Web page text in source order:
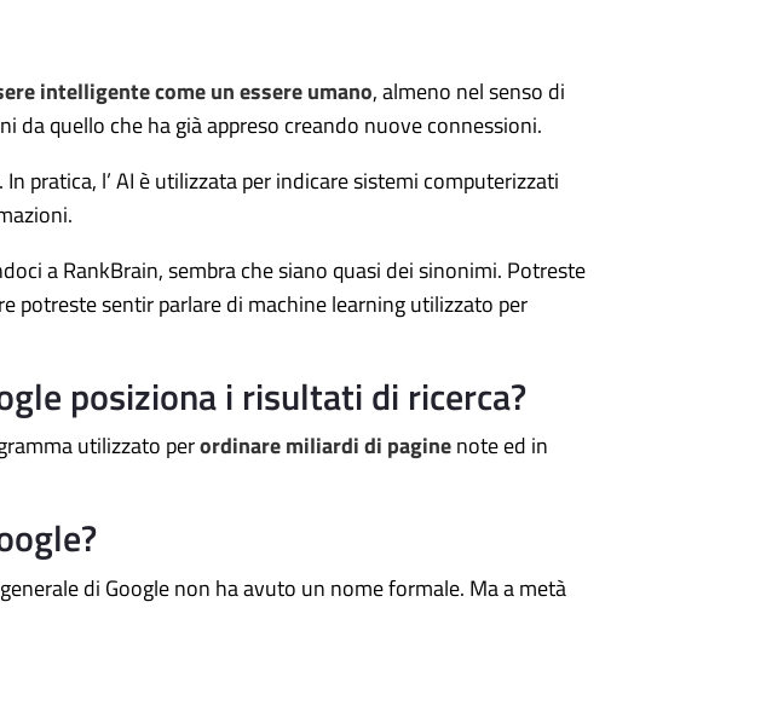
intelligente come un essere umano, almeno nel senso di
quello che ha già appreso creando nuove connessioni.
pratica, l’ AI è utilizzata per indicare sistemi computerizzati
a RankBrain, sembra che siano quasi dei sinonimi. Potreste
potreste sentir parlare di machine learning utilizzato per
posiziona i risultati di ricerca?
utilizzato perordinare miliardi di paginenote ed in
di Google non ha avuto un nome formale. Ma a metà